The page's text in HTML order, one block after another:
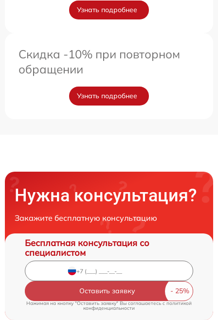
Узнать подробнее
Скидка -10% при повторном
обращении
Узнать подробнее
Нужна консультация?
Закажите бесплатную консультацию
Бесплатная консультация со
специалистом
Оставить заявку
Нажимая на кнопку "Оставить заявку" Вы соглашаетесь c политикой
конфиденциальности